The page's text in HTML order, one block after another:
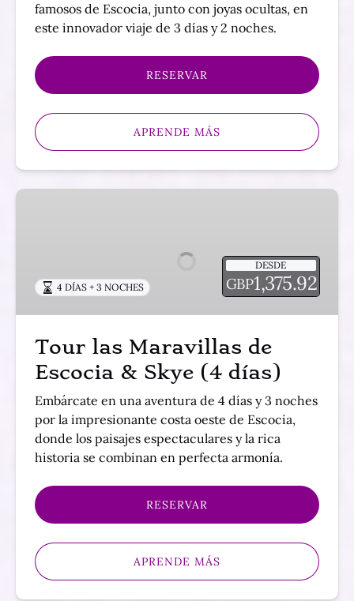
famosos de Escocia, junto con joyas ocultas, en
este innovador viaje de 3 días y 2 noches.
RESERVAR
APRENDE MÁS
Tour
Skye
días)
DESDE
GBP1,375.92
4 DÍAS + 3 NOCHES
Tour las Maravillas de
Escocia & Skye (4 días)
Embárcate en una aventura de 4 días y 3 noches
por la impresionante costa oeste de Escocia,
donde los paisajes espectaculares y la rica
historia se combinan en perfecta armonía.
RESERVAR
APRENDE MÁS